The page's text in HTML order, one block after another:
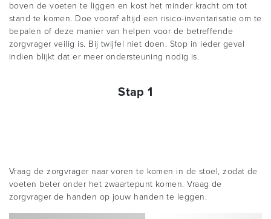
boven de voeten te liggen en kost het minder kracht om tot
stand te komen. Doe vooraf altijd een risico-inventarisatie om te
bepalen of deze manier van helpen voor de betreffende
zorgvrager veilig is. Bij twijfel niet doen. Stop in ieder geval
indien blijkt dat er meer ondersteuning nodig is.
Stap 1
Vraag de zorgvrager naar voren te komen in de stoel, zodat de
voeten beter onder het zwaartepunt komen. Vraag de
zorgvrager de handen op jouw handen te leggen.